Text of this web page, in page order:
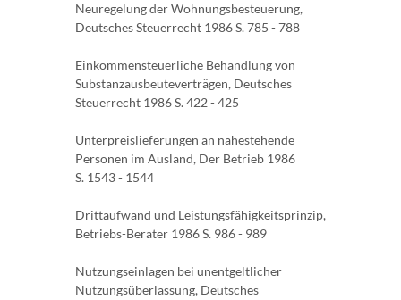
Neuregelung der Wohnungsbesteuerung,
Deutsches Steuerrecht 1986 S. 785 - 788
Einkommensteuerliche Behandlung von
Substanzausbeuteverträgen, Deutsches
Steuerrecht 1986 S. 422 - 425
Unterpreislieferungen an nahestehende
Personen im Ausland, Der Betrieb 1986
S. 1543 - 1544
Drittaufwand und Leistungsfähigkeitsprinzip,
Betriebs-Berater 1986 S. 986 - 989
Nutzungseinlagen bei unentgeltlicher
Nutzungsüberlassung, Deutsches